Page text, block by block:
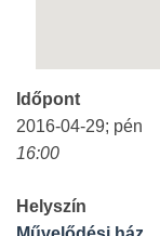
Időpont
2016-04-29; pén
16:00
Helyszín